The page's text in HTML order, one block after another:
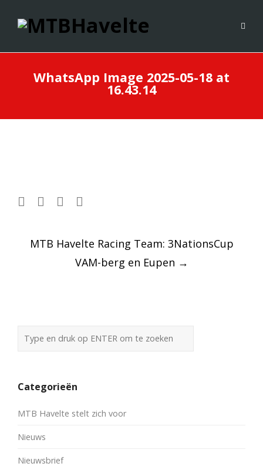
WhatsApp Image 2025-05-18 at
16.43.14
Post
navigation
MTB Havelte Racing Team: 3NationsCup
VAM-berg en Eupen →
Categorieën
MTB Havelte stelt zich voor
Nieuws
Nieuwsbrief